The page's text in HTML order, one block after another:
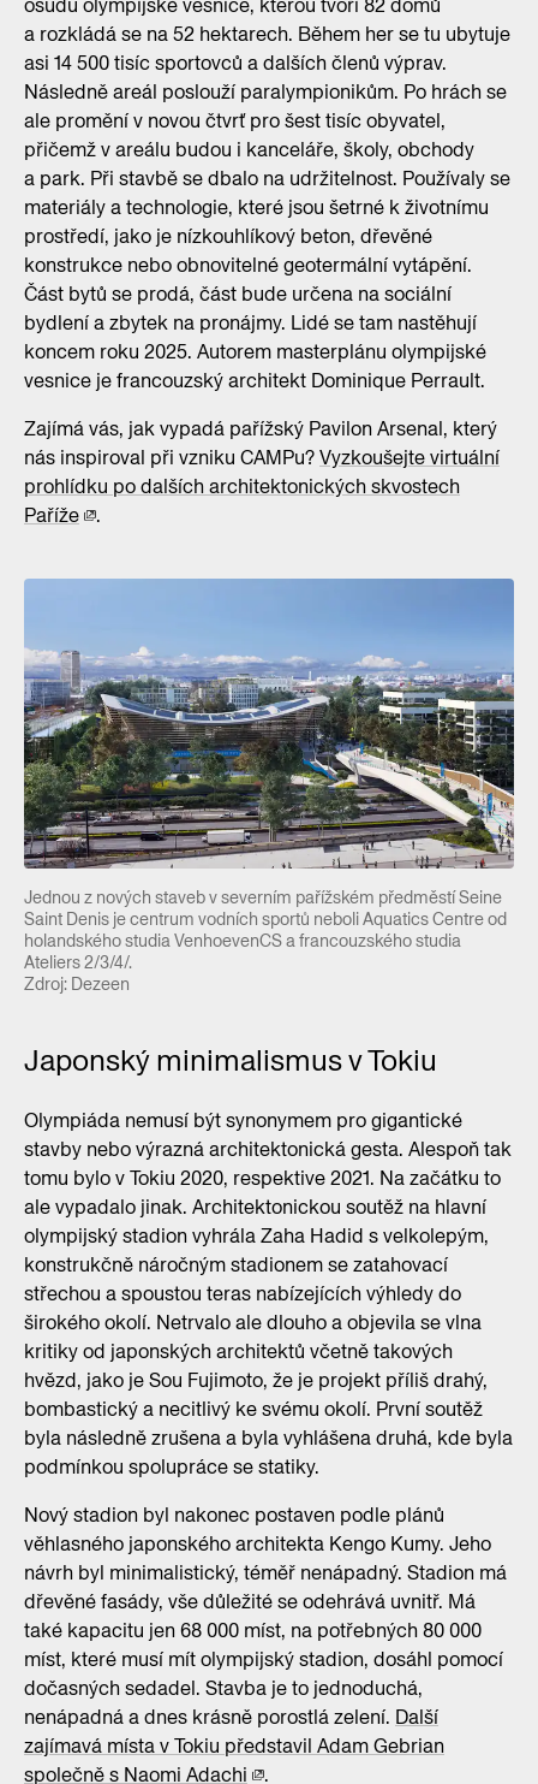
a rozkládá se na 52 hektarech. Během her se tu ubytuje
asi 14 500 tisíc sportovců a dalších členů výprav.
Následně areál poslouží paralympionikům. Po hrách se
ale promění v novou čtvrť pro šest tisíc obyvatel,
přičemž v areálu budou i kanceláře, školy, obchody
a park. Při stavbě se dbalo na udržitelnost. Používaly se
materiály a technologie, které jsou šetrné k životnímu
prostředí, jako je nízkouhlíkový beton, dřevěné
konstrukce nebo obnovitelné geotermální vytápění.
Část bytů se prodá, část bude určena na sociální
bydlení a zbytek na pronájmy. Lidé se tam nastěhují
koncem roku 2025. Autorem masterplánu olympijské
vesnice je francouzský architekt Dominique Perrault.
Zajímá vás, jak vypadá pařížský Pavilon Arsenal, který
nás inspiroval při vzniku CAMPu?Vyzkoušejte virtuální
prohlídku po dalších architektonických skvostech
Paříže
.
Jednou z nových staveb v severním pařížském předměstí Seine
Saint Denis je centrum vodních sportů neboli Aquatics Centre od
holandského studia VenhoevenCS a francouzského studia
Ateliers 2/3/4/.
Zdroj: Dezeen
Japonský minimalismus v Tokiu
Olympiáda nemusí být synonymem pro gigantické
stavby nebo výrazná architektonická gesta. Alespoň tak
tomu bylo v Tokiu 2020, respektive 2021. Na začátku to
ale vypadalo jinak. Architektonickou soutěž na hlavní
olympijský stadion vyhrála Zaha Hadid s velkolepým,
konstrukčně náročným stadionem se zatahovací
střechou a spoustou teras nabízejících výhledy do
širokého okolí. Netrvalo ale dlouho a objevila se vlna
kritiky od japonských architektů včetně takových
hvězd, jako je Sou Fujimoto, že je projekt příliš drahý,
bombastický a necitlivý ke svému okolí. První soutěž
byla následně zrušena a byla vyhlášena druhá, kde byla
podmínkou spolupráce se statiky.
Nový stadion byl nakonec postaven podle plánů
věhlasného japonského architekta Kengo Kumy. Jeho
návrh byl minimalistický, téměř nenápadný. Stadion má
dřevěné fasády, vše důležité se odehrává uvnitř. Má
také kapacitu jen 68 000 míst, na potřebných 80 000
míst, které musí mít olympijský stadion, dosáhl pomocí
dočasných sedadel. Stavba je to jednoduchá,
nenápadná a dnes krásně porostlá zelení. Další
zajímavá místa v Tokiu představil Adam Gebrian
společně s Naomi Adachi
.